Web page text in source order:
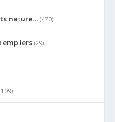
nature… (470)
(29)
(109)